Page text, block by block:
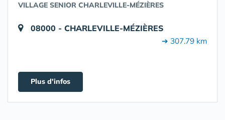
VILLAGE SENIOR CHARLEVILLE-MÉZIÈRES
08000 - CHARLEVILLE-MÉZIÈRES
➔ 307.79 km
Plus d'infos